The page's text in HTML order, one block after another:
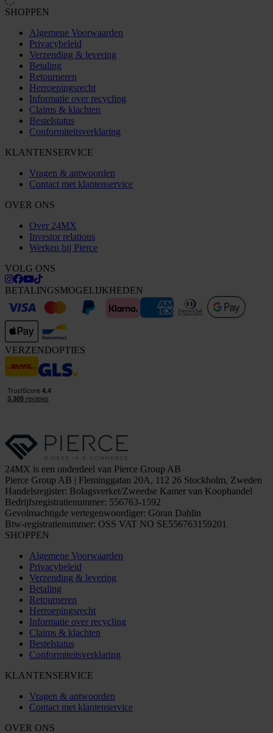
SHOPPEN
Algemene Voorwaarden
Privacybeleid
Verzending & levering
Betaling
Retourneren
Herroepingsrecht
Informatie over recycling
Claims & klachten
Bestelstatus
Conformiteitsverklaring
KLANTENSERVICE
Vragen & antwoorden
Contact met klantenservice
OVER ONS
Over 24MX
Investor relations
Werken bij Pierce
VOLG ONS
BETALINGSMOGELIJKHEDEN
VERZENDOPTIES
24MX is een onderdeel van Pierce Group AB
Pierce Group AB | Fleminggatan 20A, 112 26 Stockholm, Zweden
Handelsregister: Bolagsverket/Zweedse Kamer van Koophandel
Bedrijfsregistratienummer: 556763-1592
Gevolmachtigde vertegenwoordiger: Göran Dahlin
Btw-registratienummer: OSS VAT NO SE556763159201
SHOPPEN
Algemene Voorwaarden
Privacybeleid
Verzending & levering
Betaling
Retourneren
Herroepingsrecht
Informatie over recycling
Claims & klachten
Bestelstatus
Conformiteitsverklaring
KLANTENSERVICE
Vragen & antwoorden
Contact met klantenservice
OVER ONS